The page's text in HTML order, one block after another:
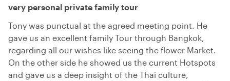
very personal private family tour
Tony was punctual at the agreed meeting point. He
gave us an excellent family Tour through Bangkok,
regarding all our wishes like seeing the flower Market.
On the other side he showed us the current Hotspots
and gave us a deep insight of the Thai culture,